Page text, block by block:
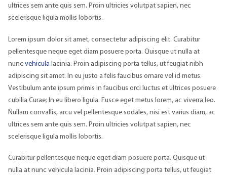
ultrices sem ante quis sem. Proin ultricies volutpat sapien, nec
scelerisque ligula mollis lobortis.
Lorem ipsum dolor sit amet, consectetur adipiscing elit. Curabitur
pellentesque neque eget diam posuere porta. Quisque ut nulla at
nunc vehicula lacinia. Proin adipiscing porta tellus, ut feugiat nibh
adipiscing sit amet. In eu justo a felis faucibus ornare vel id metus.
Vestibulum ante ipsum primis in faucibus orci luctus et ultrices posuere
cubilia Curae; In eu libero ligula. Fusce eget metus lorem, ac viverra leo.
Nullam convallis, arcu vel pellentesque sodales, nisi est varius diam, ac
ultrices sem ante quis sem. Proin ultricies volutpat sapien, nec
scelerisque ligula mollis lobortis.
Curabitur pellentesque neque eget diam posuere porta. Quisque ut
nulla at nunc vehicula lacinia. Proin adipiscing porta tellus, ut feugiat